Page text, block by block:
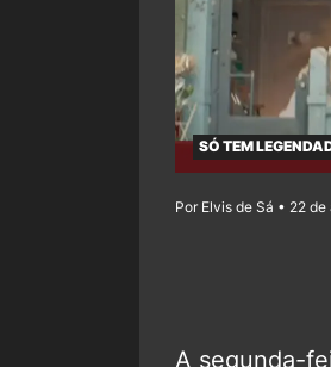
SÓ TEM
Por Elvis de Sá • 22
A segunda-